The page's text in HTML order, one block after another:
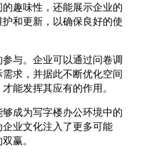
趣味性，还能展示企业的
和更新，以确保良好的使
与。企业可以通过问卷调
求，并据此不断优化空间
能发挥其应有的作用。
成为写字楼办公环境中的
业文化注入了更多可能
赢。